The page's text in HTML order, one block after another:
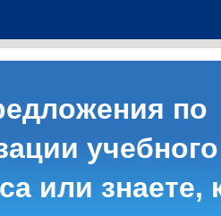
по
учебного
или знаете,